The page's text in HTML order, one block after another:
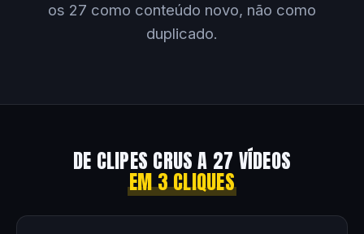
os 27 como conteúdo novo, não como
duplicado.
DE CLIPES CRUS A 27 VÍDEOS
EM 3 CLIQUES